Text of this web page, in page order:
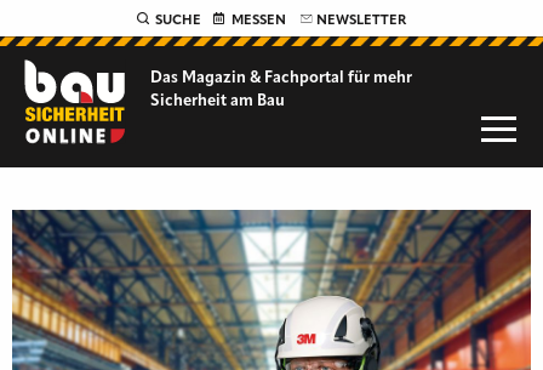
SUCHE MESSEN NEWSLETTER
Das Magazin & Fachportal für mehr
Sicherheit am Bau